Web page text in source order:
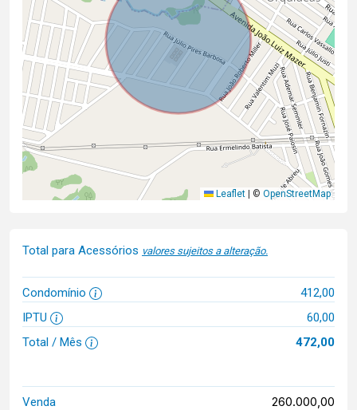
Leaflet © OpenStreetMap
Total para Acessórios valores sujeitos a alteração.
Condomínio
412,00
IPTU
60,00
Total / Mês
472,00
Venda 260.000,00